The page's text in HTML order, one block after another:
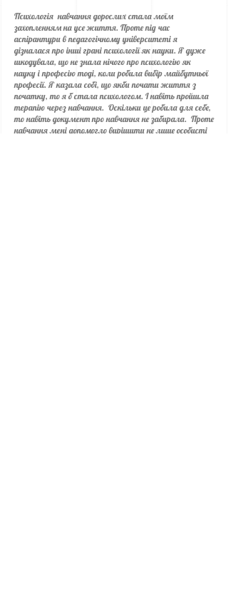
Психологія навчання дорослих стала моїм
захопленням на усе життя. Проте під час
аспірантури в педагогічному університеті я
дізналася про інші грані психології як науки. Я дуже
шкодувала, що не знала нічого про психологію як
науку і професію тоді, коли робила вибір майбутньої
професії. Я казала собі, що якби почати життя з
початку, то я б стала психологом. І навіть пройшла
терапію через навчання. Оскільки це робила для себе,
то навіть документ про навчання не забирала. Проте
навчання мені допомогло вирішити не лише особисті